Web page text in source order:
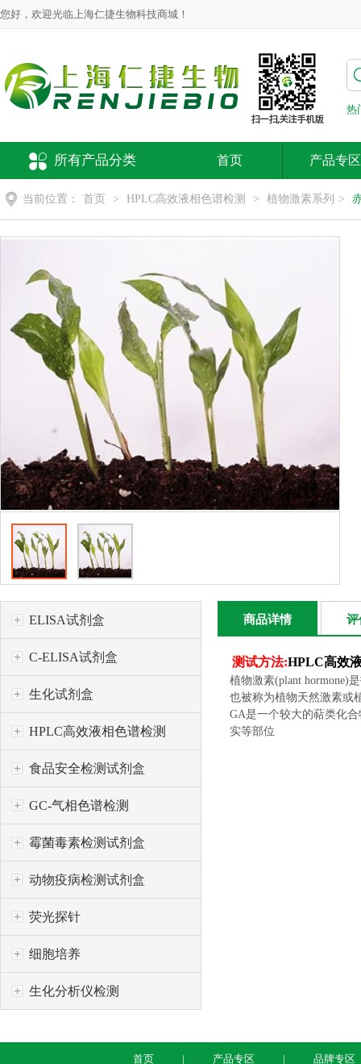
您好，欢迎光临上海仁捷生物科技商城！
热
所有产品分类 首页 产品专区
当前位置： 首页 > HPLC高效液相色谱检测 > 植物激素系列 >
ELISA试剂盒
C-ELISA试剂盒
生化试剂盒
HPLC高效液相色谱检测
食品安全检测试剂盒
GC-气相色谱检测
霉菌毒素检测试剂盒
动物疫病检测试剂盒
荧光探针
细胞培养
生化分析仪检测
商品详情 评
测试方法:HPLC高效
植物激素(plant hormone)
也被称为植物天然激素或
GA是一个较大的萜类化
实等部位
首页 产品专区 品牌专区